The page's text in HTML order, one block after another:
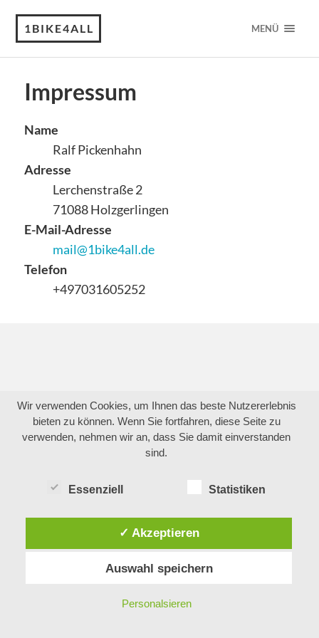
1BIKE4ALL MENÜ
Impressum
Name
Ralf Pickenhahn
Adresse
Lerchenstraße 2
71088 Holzgerlingen
E-Mail-Adresse
mail@1bike4all.de
Telefon
+497031605252
Wir verwenden Cookies, um Ihnen das beste Nutzererlebnis
bieten zu können. Wenn Sie fortfahren, diese Seite zu
verwenden, nehmen wir an, dass Sie damit einverstanden
sind.
Essenziell Statistiken
✓ Akzeptieren
Auswahl speichern
Personalsieren